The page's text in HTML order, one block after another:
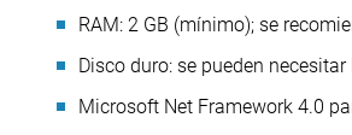
RAM: 2 GB (mínimo); se
Disco duro: se pueden
Microsoft Net Framework 4.0